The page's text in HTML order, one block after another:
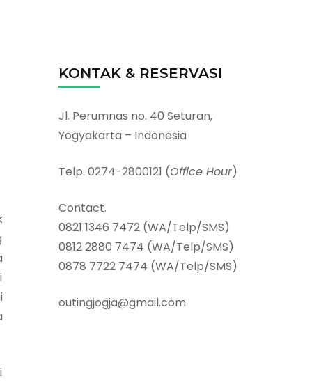
KONTAK & RESERVASI
Jl. Perumnas no. 40 Seturan,
Yogyakarta – Indonesia
Telp. 0274-2800121 (Office Hour)
Contact.
0821 1346 7472 (WA/Telp/SMS)
0812 2880 7474 (WA/Telp/SMS)
0878 7722 7474 (WA/Telp/SMS)
outingjogja@gmail.com